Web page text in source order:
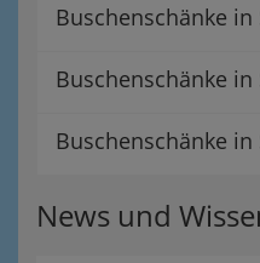
Buschenschänke in
Buschenschänke in
Buschenschänke in
News und